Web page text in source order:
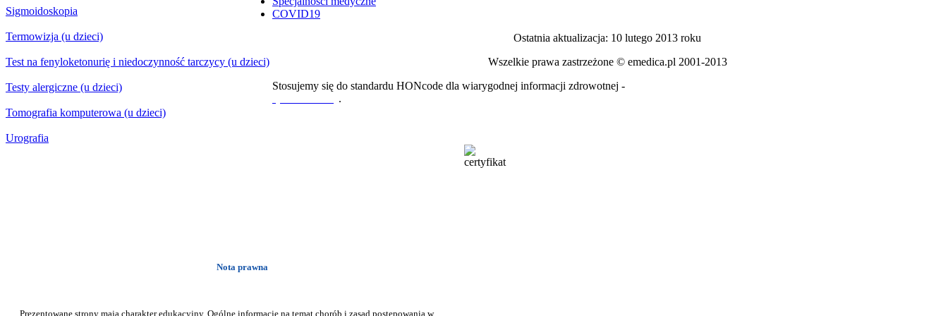
Sigmoidoskopia
Termowizja (u dzieci)
Test na fenyloketonurię i niedoczynność tarczycy (u dzieci)
Testy alergiczne (u dzieci)
Tomografia komputerowa (u dzieci)
Urografia
Nota prawna
Prezentowane strony mają charakter edukacyjny. Ogólne informacje na temat chorób i zasad postępowania w
COVID19
Ostatnia aktualizacja: 10 lutego 2013 roku
Wszelkie prawa zastrzeżone © emedica.pl 2001-2013
Stosujemy się do standardu HONcode dla wiarygodnej informacji zdrowotnej -
.